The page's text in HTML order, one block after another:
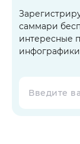
саммари
интересные
инфографики